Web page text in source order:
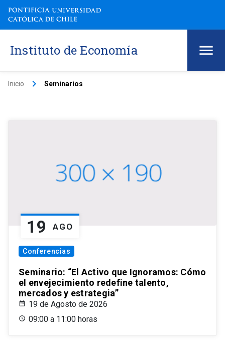
Instituto de Economía
Inicio keyboard_arrow_right Seminarios
19 AGO
Conferencias
Seminario: “El Activo que Ignoramos: Cómo
el envejecimiento redefine talento,
mercados y estrategia”
19 de Agosto de 2026
09:00 a 11:00 horas